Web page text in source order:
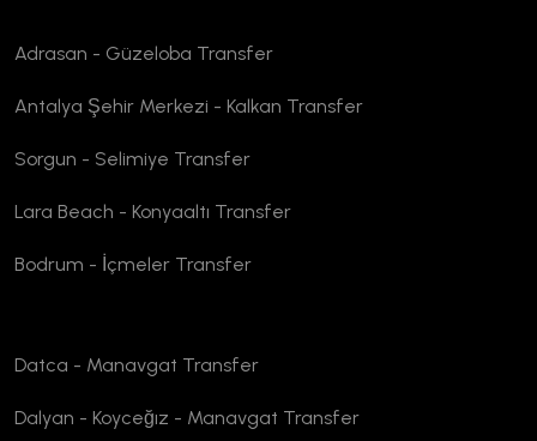
Adrasan - Güzeloba Transfer
Antalya Şehir Merkezi - Kalkan Transfer
Sorgun - Selimiye Transfer
Lara Beach - Konyaaltı Transfer
Bodrum - İçmeler Transfer
Datca - Manavgat Transfer
Dalyan - Koyceğız - Manavgat Transfer